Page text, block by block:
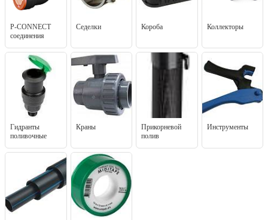
P-CONNECT
соединения
Седелки Короба Коллекторы
Гидранты
поливочные
Краны
Прикорневой
полив
Инструменты